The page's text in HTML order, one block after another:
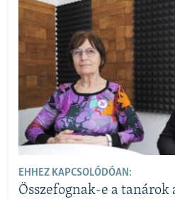
EHHEZ KAPCSOLÓDÓAN:
Összefognak-e a tanárok